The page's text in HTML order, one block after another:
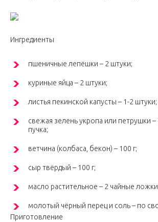
Ингредиенты
пшеничные лепёшки – 2 штуки;
куриные яйца – 2 штуки;
листья пекинской капусты – 1-2 штуки;
свежая зелень укропа или петрушки
пучка;
ветчина (колбаса, бекон) – 100 г;
сыр твёрдый – 100 г;
масло растительное – 2 чайные
молотый чёрный перец и соль – по
Приготовление